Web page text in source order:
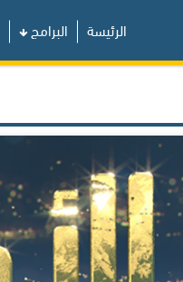
الرئيسة البرامج